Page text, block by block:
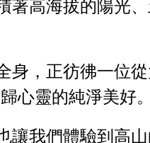
高海拔的陽光
，正彷彿一位
心靈的純淨美好。
我們體驗到高